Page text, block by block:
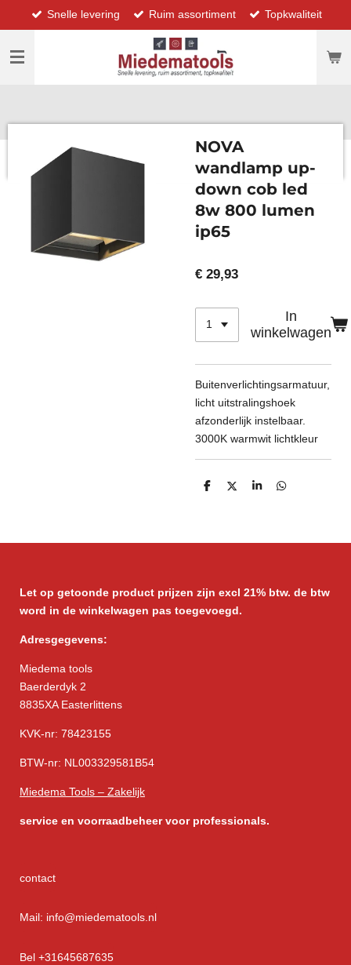
direct
naar
hoofdinhoud
Snelle levering Ruim assortiment Topkwaliteit
NOVA
wandlamp up-
down cob led
8w 800 lumen
ip65
€ 29,93
In
winkelwagen
Buitenverlichtingsarmatuur,
licht uitstralingshoek
afzonderlijk instelbaar.
3000K warmwit lichtkleur
D
D
S
D
Let op getoonde product prijzen zijn excl 21% btw. de btw
word in de winkelwagen pas toegevoegd.
Adresgegevens:
Miedema tools
Baerderdyk 2
8835XA Easterlittens
KVK-nr: 78423155
BTW-nr: NL003329581B54
Miedema Tools – Zakelijk
service en voorraadbeheer voor professionals.
contact
Mail: info@miedematools.nl
Bel +31645687635